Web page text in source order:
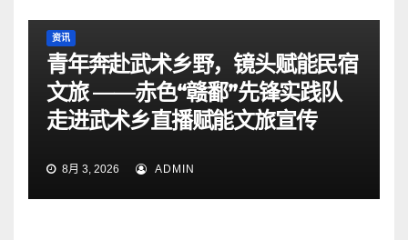
资讯
青年奔赴武术乡野，镜头赋能民宿
文旅 ——赤色“赣鄱”先锋实践队
走进武术乡直播赋能文旅宣传
8月 3, 2026 ADMIN